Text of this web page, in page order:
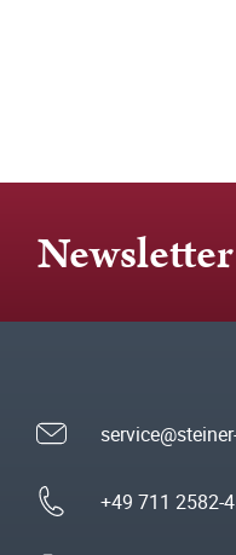
Newsletter
+49 711 2582-